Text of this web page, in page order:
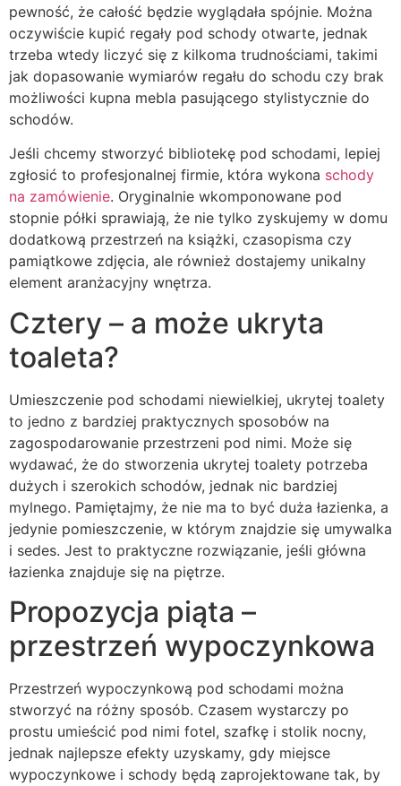
pewność, że całość będzie wyglądała spójnie. Można
oczywiście kupić regały pod schody otwarte, jednak
trzeba wtedy liczyć się z kilkoma trudnościami, takimi
jak dopasowanie wymiarów regału do schodu czy brak
możliwości kupna mebla pasującego stylistycznie do
schodów.
Jeśli chcemy stworzyć bibliotekę pod schodami, lepiej
zgłosić to profesjonalnej firmie, która wykona schody
na zamówienie. Oryginalnie wkomponowane pod
stopnie półki sprawiają, że nie tylko zyskujemy w domu
dodatkową przestrzeń na książki, czasopisma czy
pamiątkowe zdjęcia, ale również dostajemy unikalny
element aranżacyjny wnętrza.
Cztery – a może ukryta
toaleta?
Umieszczenie pod schodami niewielkiej, ukrytej toalety
to jedno z bardziej praktycznych sposobów na
zagospodarowanie przestrzeni pod nimi. Może się
wydawać, że do stworzenia ukrytej toalety potrzeba
dużych i szerokich schodów, jednak nic bardziej
mylnego. Pamiętajmy, że nie ma to być duża łazienka, a
jedynie pomieszczenie, w którym znajdzie się umywalka
i sedes. Jest to praktyczne rozwiązanie, jeśli główna
łazienka znajduje się na piętrze.
Propozycja piąta –
przestrzeń wypoczynkowa
Przestrzeń wypoczynkową pod schodami można
stworzyć na różny sposób. Czasem wystarczy po
prostu umieścić pod nimi fotel, szafkę i stolik nocny,
jednak najlepsze efekty uzyskamy, gdy miejsce
wypoczynkowe i schody będą zaprojektowane tak, by